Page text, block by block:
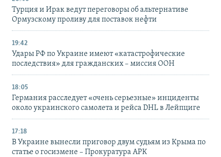
Турция и Ирак ведут переговоры об альтернативе
Ормузскому проливу для поставок нефти
19:42
Удары РФ по Украине имеют «катастрофические
последствия» для гражданских – миссия ООН
18:05
Германия расследует «очень серьезные» инциденты
около украинского самолета и рейса DHL в Лейпциге
17:18
В Украине вынесли приговор двум судьям из Крыма по
статье о госизмене – Прокуратура АРК